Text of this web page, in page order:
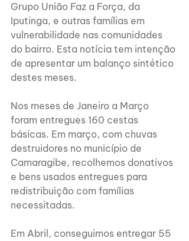
Grupo União Faz a Força, da
Iputinga, e outras famílias em
vulnerabilidade nas comunidades
do bairro. Esta notícia tem intenção
de apresentar um balanço sintético
destes meses.
Nos meses de Janeiro a Março
foram entregues 160 cestas
básicas. Em março, com chuvas
destruidores no município de
Camaragibe, recolhemos donativos
e bens usados entregues para
redistribuição com famílias
necessitadas.
Em Abril, conseguimos entregar 55